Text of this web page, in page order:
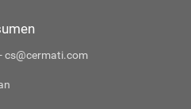
cs@cermati.com